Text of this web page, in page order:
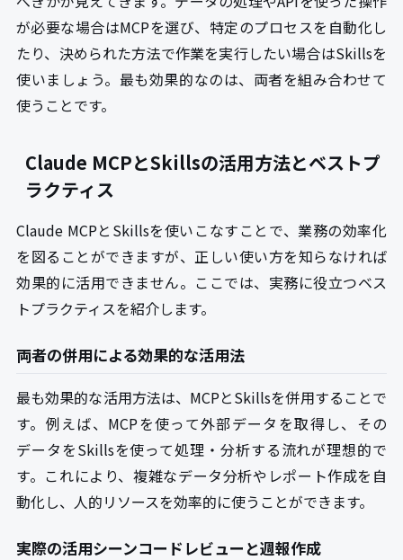
が必要な場合はMCPを選び、特定のプロセスを自動化し
たり、決められた方法で作業を実行したい場合はSkillsを
使いましょう。最も効果的なのは、両者を組み合わせて
使うことです。
Claude MCPとSkillsの活用方法とベストプ
ラクティス
Claude MCPとSkillsを使いこなすことで、業務の効率化
を図ることができますが、正しい使い方を知らなければ
効果的に活用できません。ここでは、実務に役立つベス
トプラクティスを紹介します。
両者の併用による効果的な活用法
最も効果的な活用方法は、MCPとSkillsを併用することで
す。例えば、MCPを使って外部データを取得し、その
データをSkillsを使って処理・分析する流れが理想的で
す。これにより、複雑なデータ分析やレポート作成を自
動化し、人的リソースを効率的に使うことができます。
実際の活用シーンコードレビューと週報作成